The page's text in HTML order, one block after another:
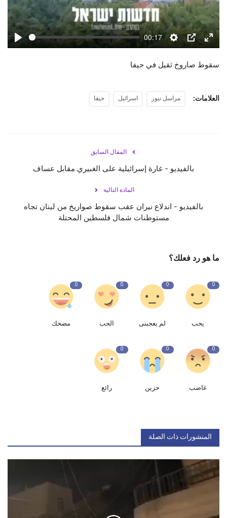
حياة
Play
00:17
Settings
PIP
Enter
سقوط صاروخ ثقيل في حيفا
العلامات: مراسل نيوز اسرائيل حيفا
المقال السابق
بالفيديو - غارة إسرائيلية على الغبيري مقابل عساف
المادة التالية
بالفيديو - اندلاع نيران عقب سقوط صواريخ من لبنان تجاه
مستوطنات شمال فلسطين المحتلة
ما هو رد فعلك؟
0
يحب
0
لم يعجبنى
0
الحب
0
مضحك
0
غاضب
0
حزين
0
رائع
المنشورات ذات الصلة